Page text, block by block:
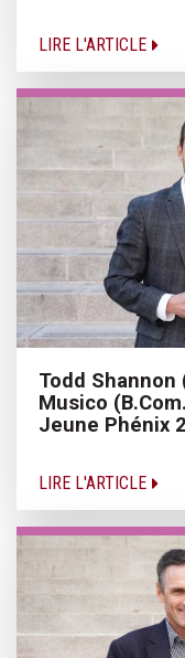
LIRE L'ARTICLE
Todd Shannon
Musico
Jeune Phénix
LIRE L'ARTICLE